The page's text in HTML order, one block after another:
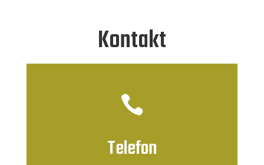
Kontakt

Telefon